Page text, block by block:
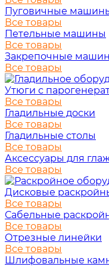
Пуговичные
Все товары
Петельные машины
Все товары
Закрепочные
Все товары
Утюги с
Все товары
Гладильные доски
Все товары
Гладильные столы
Все товары
Аксессуары для
Все товары
Дисковые
Все товары
Сабельные
Все товары
Отрезные линейки
Все товары
Шлифовальные